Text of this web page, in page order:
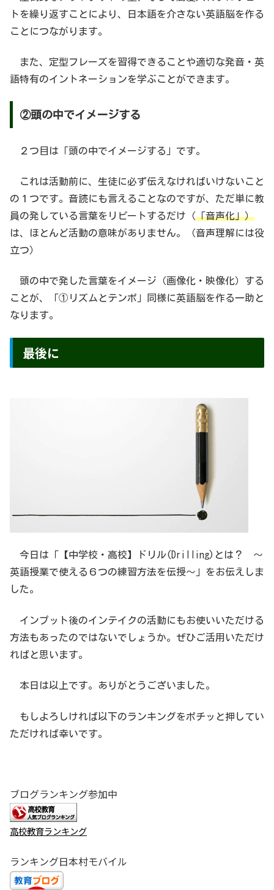
トを繰り返すことにより、日本語を介さない英語脳を作る
ことにつながります。
また、定型フレーズを習得できることや適切な発音・英
語特有のイントネーションを学ぶことができます。
②頭の中でイメージする
２つ目は「頭の中でイメージする」です。
これは活動前に、生徒に必ず伝えなければいけないこと
の１つです。音読にも言えることなのですが、ただ単に教
員の発している言葉をリピートするだけ（「音声化」）
は、ほとんど活動の意味がありません。（音声理解には役
立つ）
頭の中で発した言葉をイメージ（画像化・映像化）する
ことが、「①リズムとテンポ」同様に英語脳を作る一助と
なります。
最後に
今日は「【中学校・高校】ドリル(Drilling)とは？ 〜
英語授業で使える６つの練習方法を伝授〜」をお伝えしま
した。
インプット後のインテイクの活動にもお使いいただける
方法もあったのではないでしょうか。ぜひご活用いただけ
ればと思います。
本日は以上です。ありがとうございました。
もしよろしければ以下のランキングをポチッと押してい
ただければ幸いです。
ブログランキング参加中
高校教育ランキング
ランキング日本村モバイル